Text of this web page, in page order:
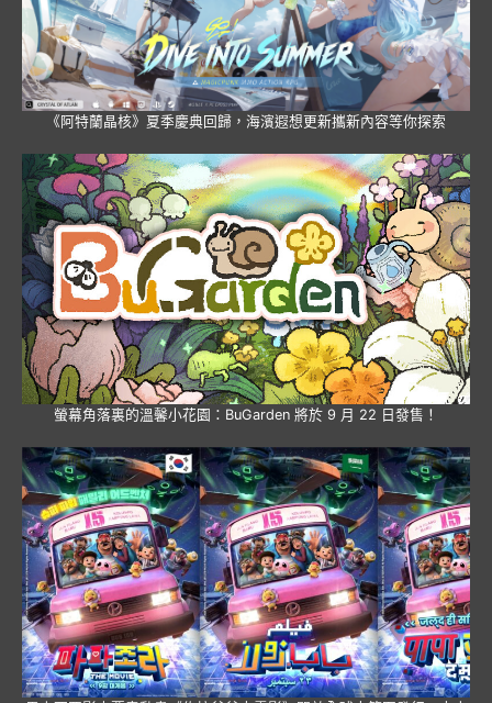
《阿特蘭晶核》夏季慶典回歸，海濱遐想更新攜新內容等你探索
螢幕角落裏的溫馨小花園：BuGarden 將於 9 月 22 日發售！